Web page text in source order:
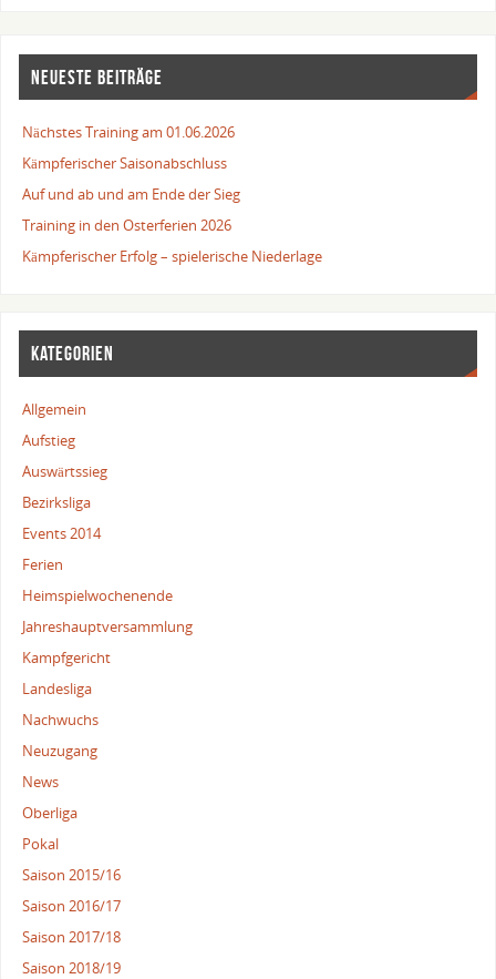
NEUESTE BEITRÄGE
Nächstes Training am 01.06.2026
Kämpferischer Saisonabschluss
Auf und ab und am Ende der Sieg
Training in den Osterferien 2026
Kämpferischer Erfolg – spielerische Niederlage
KATEGORIEN
Allgemein
Aufstieg
Auswärtssieg
Bezirksliga
Events 2014
Ferien
Heimspielwochenende
Jahreshauptversammlung
Kampfgericht
Landesliga
Nachwuchs
Neuzugang
News
Oberliga
Pokal
Saison 2015/16
Saison 2016/17
Saison 2017/18
Saison 2018/19